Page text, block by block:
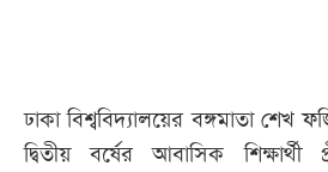
ঢাকা বিশ্ববিদ্যালয়ের বঙ্গমাতা শেখ
দ্বিতীয় বর্ষের আবাসিক